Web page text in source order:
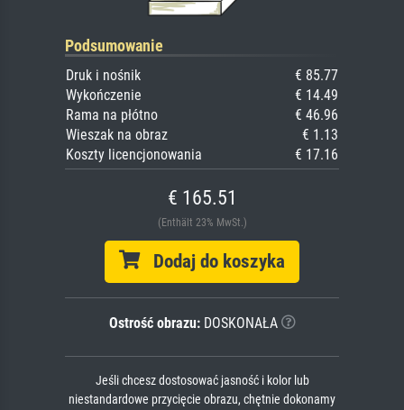
Podsumowanie
Druk i nośnik
€ 85.77
Wykończenie
€ 14.49
Rama na płótno
€ 46.96
Wieszak na obraz
€ 1.13
Koszty licencjonowania
€ 17.16
€ 165.51
(Enthält 23% MwSt.)
Dodaj do koszyka
Ostrość obrazu:DOSKONAŁA
Jeśli chcesz dostosować jasność i kolor lub
niestandardowe przycięcie obrazu, chętnie dokonamy